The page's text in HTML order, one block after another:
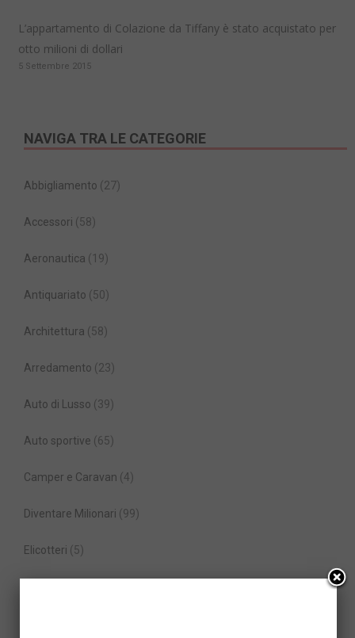
L’appartamento di Colazione da Tiffany è stato acquistato per
otto milioni di dollari
5 Settembre 2015
NAVIGA TRA LE CATEGORIE
Abbigliamento (27)
Accessori (58)
Aeronautica (19)
Antiquariato (50)
Architettura (58)
Arredamento (23)
Auto di Lusso (39)
Auto sportive (65)
Camper e Caravan (4)
Diventare Milionari (99)
Elicotteri (5)